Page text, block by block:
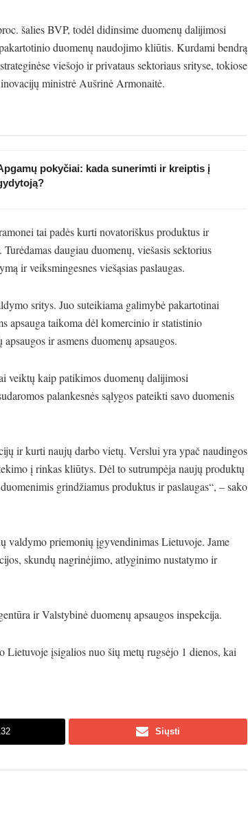
šalies BVP, todėl didinsime duomenų dalijimosi
duomenų naudojimo kliūtis. Kurdami bendrą
viešojo ir privataus sektoriaus srityse, tokiose
ministrė Aušrinė Armonaitė.
pokyčiai: kada sunerimti ir kreiptis į
tai padės kurti novatoriškus produktus ir
daugiau duomenų, viešasis sektorius
ir veiksmingesnes viešąsias paslaugas.
sritys. Juo suteikiama galimybė pakartotinai
apsauga taikoma dėl komercinio ir statistinio
ir asmens duomenų apsaugos.
veiktų kaip patikimos duomenų dalijimosi
palankesnės sąlygos pateikti savo duomenis
ir kurti naujų darbo vietų. Verslui yra ypač naudingos
į rinkas kliūtys. Dėl to sutrumpėja naujų produktų
grindžiamus produktus ir paslaugas“, – sako
valdymo priemonių įgyvendinimas Lietuvoje. Jame
skundų nagrinėjimo, atlyginimo nustatymo ir
ir Valstybinė duomenų apsaugos inspekcija.
įsigalios nuo šių metų rugsėjo 1 dienos, kai
Siųsti